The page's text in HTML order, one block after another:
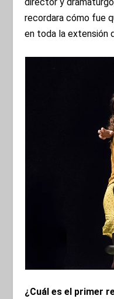
recordara cómo fue
en toda la extensión
¿Cuál es el primer